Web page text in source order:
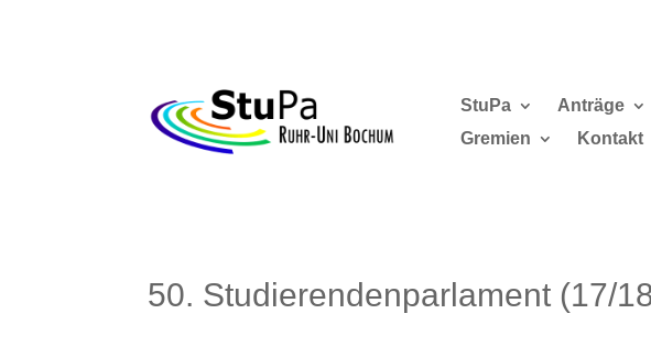
StuPa Anträge
Gremien
Kontakt
50. Studierendenparlament (17/